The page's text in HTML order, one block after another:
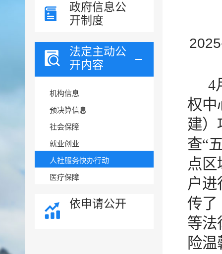
政府信息公
开制度
法定主动公
开内容
机构信息
预决算信息
社会保障
就业创业
人社服务快办行动
医疗保障
依申请公开
4
权中
建）
查“
点
户进
传了
等法
险